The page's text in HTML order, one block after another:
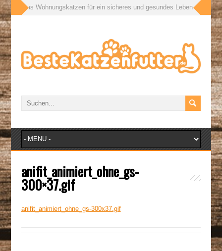
Was Wohnungskatzen für ein sicheres und gesundes Leben wirklich
anifit_animiert_ohne_gs-
300×37.gif
anifit_animiert_ohne_gs-300x37.gif